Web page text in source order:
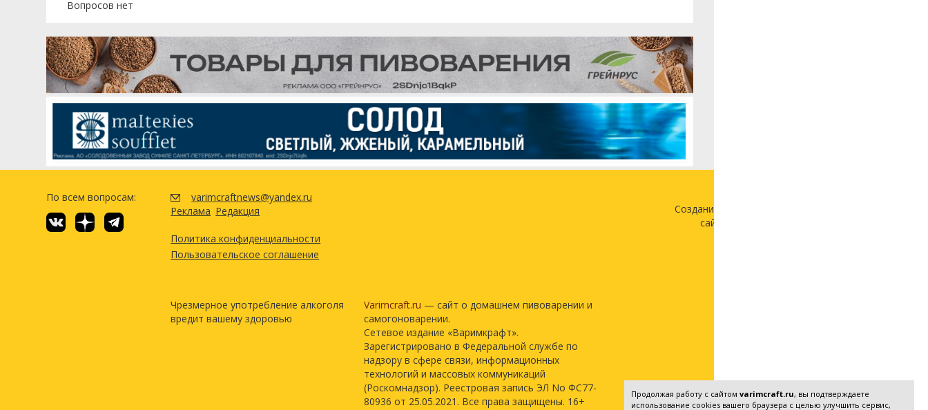
Вопросов нет
По всем вопросам:
varimcraftnews@yandex.ru
Реклама Редакция
Политика конфиденциальности
Пользовательское соглашение
Чрезмерное употребление алкоголя
вредит вашему здоровью
Varimcraft.ru — сайт о домашнем пивоварении и
самогоноварении.
Сетевое издание «Варимкрафт».
Зарегистрировано в Федеральной службе по
надзору в сфере связи, информационных
технологий и массовых коммуникаций
(Роскомнадзор). Реестровая запись ЭЛ No ФС77-
80936 от 25.05.2021. Все права защищены. 16+
Создание и продвижение
сайта —
Продолжая работу с сайтом varimcraft.ru, вы подтверждаете
использование cookies вашего браузера с целью улучшить сервис,